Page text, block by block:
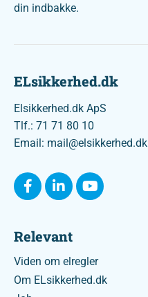
din indbakke.
ELsikkerhed.dk
Elsikkerhed.dk ApS
Tlf.: 71 71 80 10
Email: mail@elsikkerhed.dk
Relevant
Viden om elregler
Om ELsikkerhed.dk